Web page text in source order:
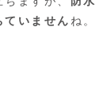
ていません ね。